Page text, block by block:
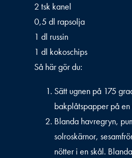
2 tsk kanel
0,5 dl rapsolja
1 dl russin
1 dl kokoschips
Så här gör du:
Sätt ugnen på 175
bakplåtspapper på en
Blanda havregryn,
solroskärnor,
nötter i en skål. Blanda